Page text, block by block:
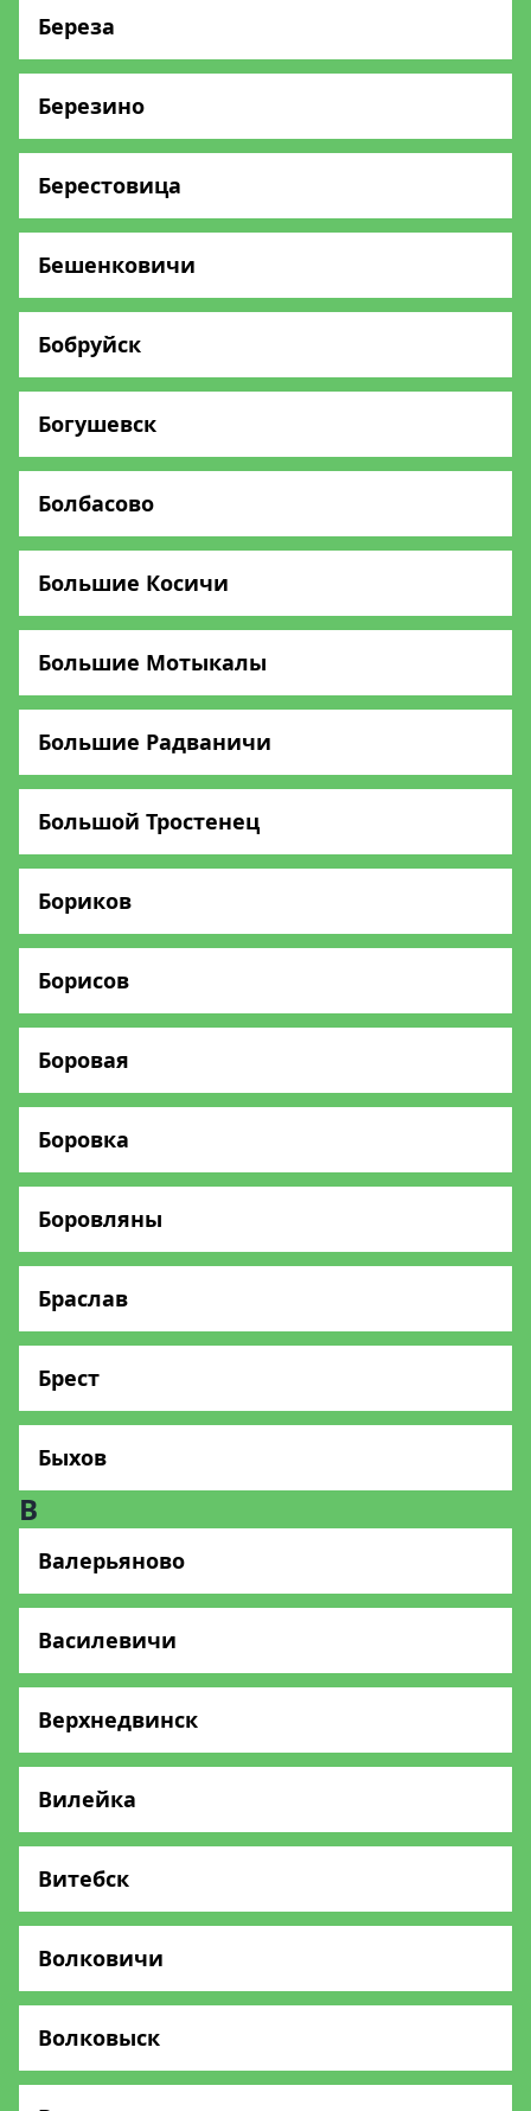
Береза
Березино
Берестовица
Бешенковичи
Бобруйск
Богушевск
Болбасово
Большие Косичи
Большие Мотыкалы
Большие Радваничи
Большой Тростенец
Бориков
Борисов
Боровая
Боровка
Боровляны
Браслав
Брест
Быхов
В
Валерьяново
Василевичи
Верхнедвинск
Вилейка
Витебск
Волковичи
Волковыск